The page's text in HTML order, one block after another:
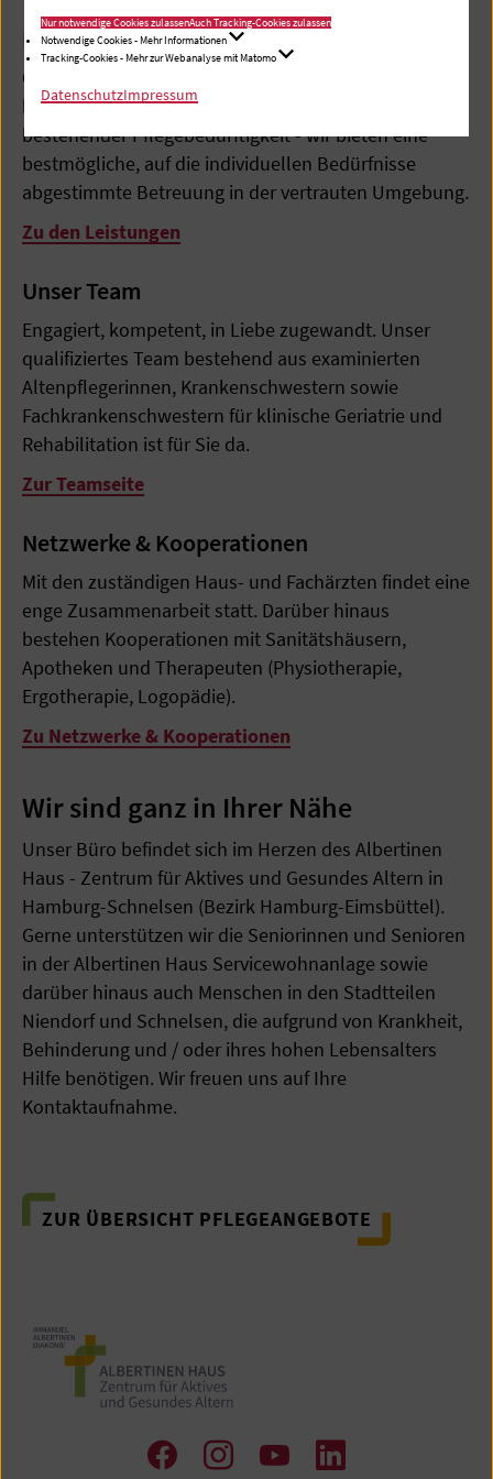
Leistungen
Ob Menschen vorübergehende Unterstützung
benötigen oder dauerhafte Unterstützung aufgrund
bestehender Pflegebedürftigkeit - wir bieten eine
bestmögliche, auf die individuellen Bedürfnisse
abgestimmte Betreuung in der vertrauten Umgebung.
Zu den Leistungen
Unser Team
Engagiert, kompetent, in Liebe zugewandt. Unser
qualifiziertes Team bestehend aus examinierten
Altenpflegerinnen, Krankenschwestern sowie
Fachkrankenschwestern für klinische Geriatrie und
Rehabilitation ist für Sie da.
Zur Teamseite
Netzwerke & Kooperationen
Mit den zuständigen Haus- und Fachärzten findet eine
enge Zusammenarbeit statt. Darüber hinaus
bestehen Kooperationen mit Sanitätshäusern,
Apotheken und Therapeuten (Physiotherapie,
Ergotherapie, Logopädie).
Zu Netzwerke & Kooperationen
Wir sind ganz in Ihrer Nähe
Unser Büro befindet sich im Herzen des Albertinen
Haus - Zentrum für Aktives und Gesundes Altern in
Hamburg-Schnelsen (Bezirk Hamburg-Eimsbüttel).
Gerne unterstützen wir die Seniorinnen und Senioren
in der Albertinen Haus Servicewohnanlage sowie
darüber hinaus auch Menschen in den Stadtteilen
Niendorf und Schnelsen, die aufgrund von Krankheit,
Behinderung und / oder ihres hohen Lebensalters
Hilfe benötigen. Wir freuen uns auf Ihre
Kontaktaufnahme.
ZUR ÜBERSICHT PFLEGEANGEBOTE
Zu
Zu
Zum
Zum
Nur notwendige Cookies zulassenAuch Tracking-Cookies zulassen
Notwendige Cookies - Mehr Informationen
Tracking-Cookies - Mehr zur Webanalyse mit Matomo
DatenschutzImpressum